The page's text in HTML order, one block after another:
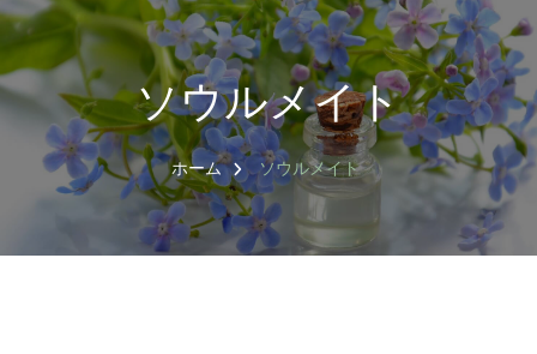
ソウルメイト
ホーム ソウルメイト